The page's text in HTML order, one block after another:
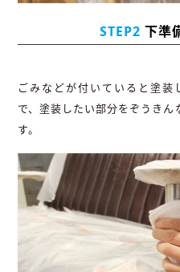
STEP2 下準
ごみなどが付いていると塗
で、塗装したい部分をぞうきん
す。